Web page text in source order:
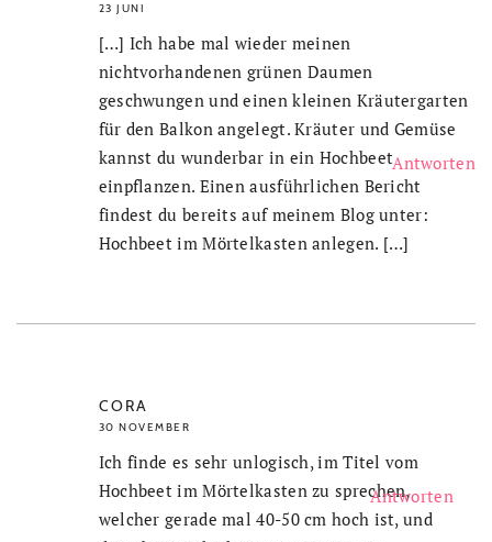
23 JUNI
[…] Ich habe mal wieder meinen
nichtvorhandenen grünen Daumen
geschwungen und einen kleinen Kräutergarten
für den Balkon angelegt. Kräuter und Gemüse
kannst du wunderbar in ein Hochbeet
einpflanzen. Einen ausführlichen Bericht
findest du bereits auf meinem Blog unter:
Hochbeet im Mörtelkasten anlegen. […]
CORA
30 NOVEMBER
Antworten
Ich finde es sehr unlogisch, im Titel vom
Hochbeet im Mörtelkasten zu sprechen,
welcher gerade mal 40-50 cm hoch ist, und
Antworten